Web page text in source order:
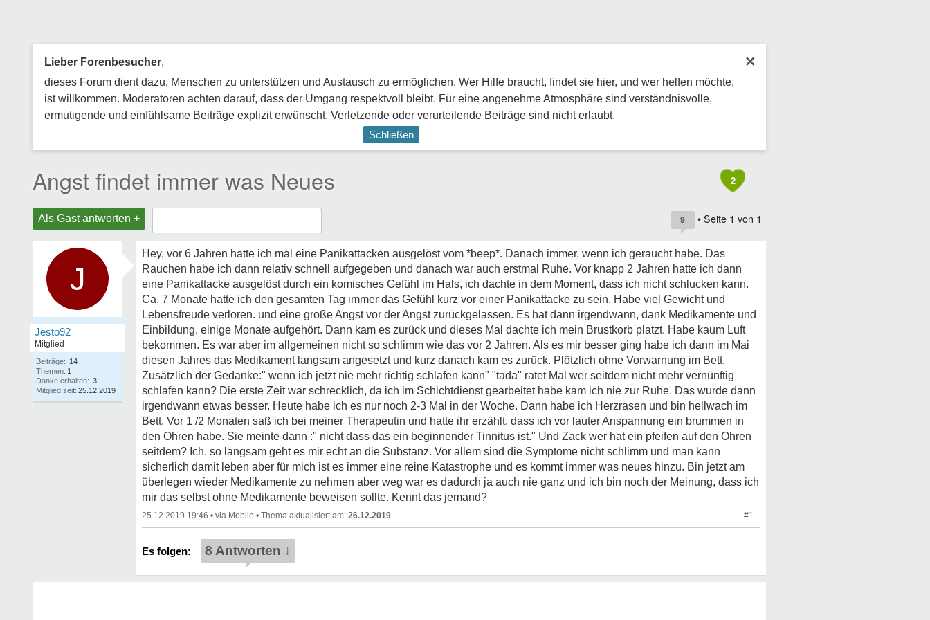
×
Lieber Forenbesucher,
dieses Forum dient dazu, Menschen zu unterstützen und Austausch zu ermöglichen. Wer Hilfe braucht, findet sie hier, und wer helfen möchte,
ist willkommen. Moderatoren achten darauf, dass der Umgang respektvoll bleibt. Für eine angenehme Atmosphäre sind verständnisvolle,
ermutigende und einfühlsame Beiträge explizit erwünscht. Verletzende oder verurteilende Beiträge sind nicht erlaubt.
Schließen
2
Angst findet immer was Neues
Als Gast antworten + 9 • Seite 1 von 1
J
Jesto92
Mitglied
Beiträge: 14
Themen: 1
Danke erhalten: 3
Mitglied seit: 25.12.2019
Hey, vor 6 Jahren hatte ich mal eine Panikattacken ausgelöst vom *beep*. Danach immer, wenn ich geraucht habe. Das
Rauchen habe ich dann relativ schnell aufgegeben und danach war auch erstmal Ruhe. Vor knapp 2 Jahren hatte ich dann
eine Panikattacke ausgelöst durch ein komisches Gefühl im Hals, ich dachte in dem Moment, dass ich nicht schlucken kann.
Ca. 7 Monate hatte ich den gesamten Tag immer das Gefühl kurz vor einer Panikattacke zu sein. Habe viel Gewicht und
Lebensfreude verloren. und eine große Angst vor der Angst zurückgelassen. Es hat dann irgendwann, dank Medikamente und
Einbildung, einige Monate aufgehört. Dann kam es zurück und dieses Mal dachte ich mein Brustkorb platzt. Habe kaum Luft
bekommen. Es war aber im allgemeinen nicht so schlimm wie das vor 2 Jahren. Als es mir besser ging habe ich dann im Mai
diesen Jahres das Medikament langsam angesetzt und kurz danach kam es zurück. Plötzlich ohne Vorwarnung im Bett.
Zusätzlich der Gedanke:" wenn ich jetzt nie mehr richtig schlafen kann" "tada" ratet Mal wer seitdem nicht mehr vernünftig
schlafen kann? Die erste Zeit war schrecklich, da ich im Schichtdienst gearbeitet habe kam ich nie zur Ruhe. Das wurde dann
irgendwann etwas besser. Heute habe ich es nur noch 2-3 Mal in der Woche. Dann habe ich Herzrasen und bin hellwach im
Bett. Vor 1 /2 Monaten saß ich bei meiner Therapeutin und hatte ihr erzählt, dass ich vor lauter Anspannung ein brummen in
den Ohren habe. Sie meinte dann :" nicht dass das ein beginnender Tinnitus ist." Und Zack wer hat ein pfeifen auf den Ohren
seitdem? Ich. so langsam geht es mir echt an die Substanz. Vor allem sind die Symptome nicht schlimm und man kann
sicherlich damit leben aber für mich ist es immer eine reine Katastrophe und es kommt immer was neues hinzu. Bin jetzt am
überlegen wieder Medikamente zu nehmen aber weg war es dadurch ja auch nie ganz und ich bin noch der Meinung, dass ich
mir das selbst ohne Medikamente beweisen sollte. Kennt das jemand?
25.12.2019 19:46 • • 26.12.2019 #1
8 Antworten ↓